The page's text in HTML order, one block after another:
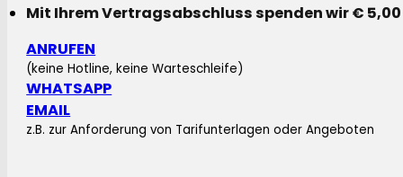
Mit Ihrem Vertragsabschluss spenden wir €
ANRUFEN
(keine Hotline, keine Warteschleife)
WHATSAPP
EMAIL
z.B. zur Anforderung von Tarifunterlagen oder Angeboten